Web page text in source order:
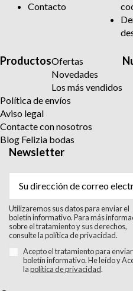
Contacto
ProductosOfertas
Novedades
Los más vendidos
Política de envíos
Aviso legal
Contacte con nosotros
Blog Felizia bodas
Newsletter
Utilizaremos sus datos para enviar el
boletín informativo. Para más
sobre el tratamiento y sus derechos,
consulte la política de privacidad.
Acepto el tratamiento para
boletín informativo. He leído y
lapolítica de privacidad.